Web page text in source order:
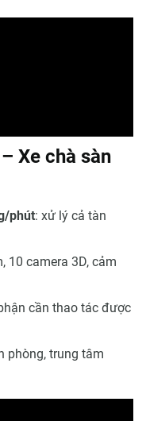
– Xe chà sàn
phút: xử lý cả tàn
10 camera 3D, cảm
cần thao tác được
phòng, trung tâm